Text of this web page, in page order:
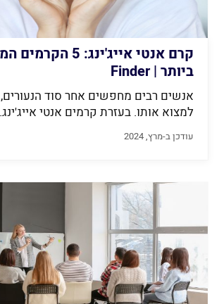
קרם אנטי אייג'ינג: 5
ביותר | Finder
אנשים רבים מחפשים אחר סוד
למצוא אותו. בעזרת קרמים אנטי
עודכן ב-מרץ, 2024